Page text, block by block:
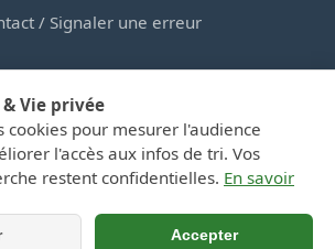
/ Signaler une erreur
— Site
privé, non affilié aux collectivités.
& Vie privée
cookies pour mesurer l'audience
l'accès aux infos de tri. Vos
restent confidentielles. En savoir
Accepter